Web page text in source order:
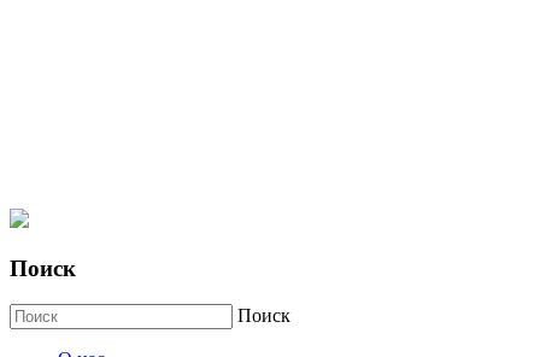
Поиск
Поиск